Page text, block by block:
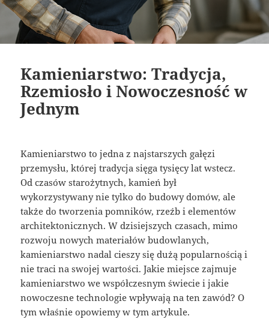
Kamieniarstwo: Tradycja,
Rzemiosło i Nowoczesność w
Jednym
Kamieniarstwo to jedna z najstarszych gałęzi
przemysłu, której tradycja sięga tysięcy lat wstecz.
Od czasów starożytnych, kamień był
wykorzystywany nie tylko do budowy domów, ale
także do tworzenia pomników, rzeźb i elementów
architektonicznych. W dzisiejszych czasach, mimo
rozwoju nowych materiałów budowlanych,
kamieniarstwo nadal cieszy się dużą popularnością i
nie traci na swojej wartości. Jakie miejsce zajmuje
kamieniarstwo we współczesnym świecie i jakie
nowoczesne technologie wpływają na ten zawód? O
tym właśnie opowiemy w tym artykule.